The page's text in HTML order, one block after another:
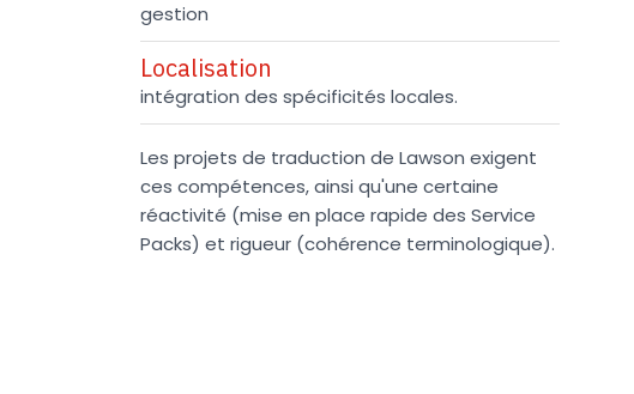
gestion
Localisation
intégration des spécificités locales.
Les projets de traduction de Lawson exigent
ces compétences, ainsi qu'une certaine
réactivité (mise en place rapide des Service
Packs) et rigueur (cohérence terminologique).